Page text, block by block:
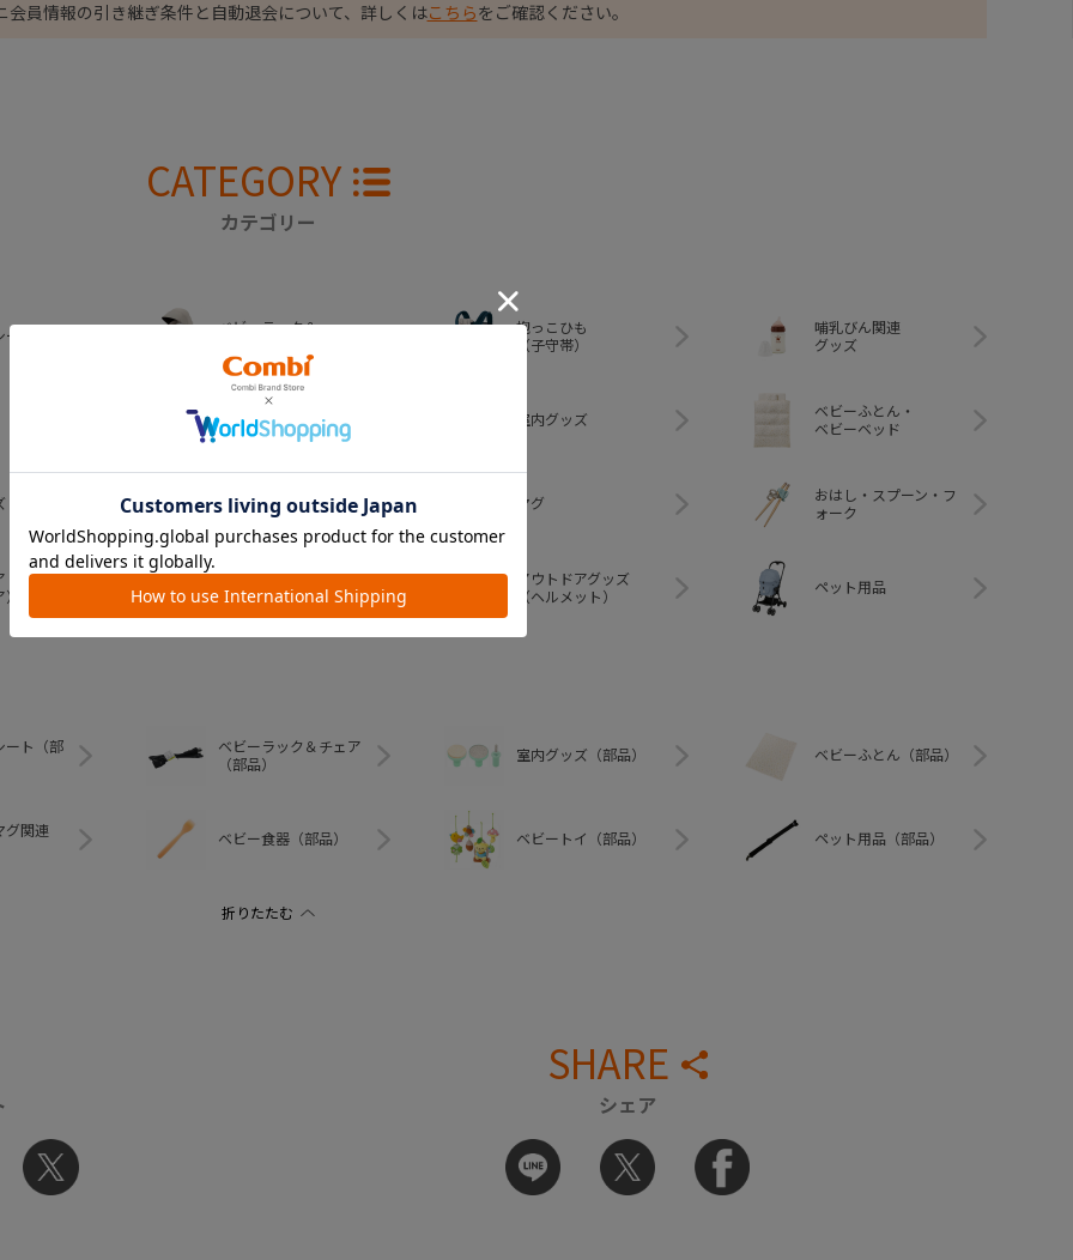
会員情報の引き継ぎ条件と自動退会について、詳しくはこちらをご確認ください。
CATEGORY
カテゴリー
ト
ベビーラック＆
抱っこひも
（子守帯）
哺乳びん関連
グッズ
おむつ・
トイレグッズ
室内グッズ
ベビーふとん・
ベビーベッド
ベビー食器 マグ
おはし・スプーン・フ
ォーク
ベビートイ
アウトドアグッズ
（ヘルメット）
ペット用品
ート（部
ベビーラック＆チェア
（部品）
室内グッズ（部品） ベビーふとん（部品）
グ関連
ベビー食器（部品） ベビートイ（部品） ペット用品（部品）
SHARE
シェア